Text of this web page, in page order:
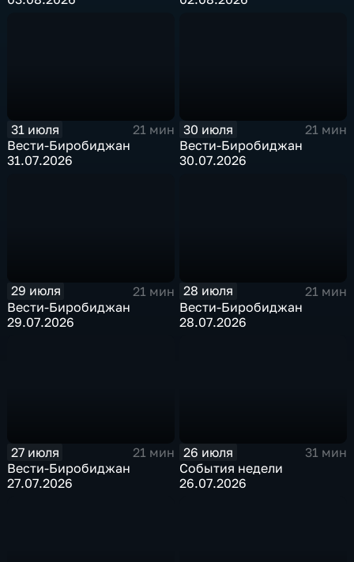
31 июля
21 мин
Вести-Биробиджан
31.07.2026
30 июля
21 мин
Вести-Биробиджан
30.07.2026
29 июля
21 мин
Вести-Биробиджан
29.07.2026
28 июля
21 мин
Вести-Биробиджан
28.07.2026
27 июля
21 мин
Вести-Биробиджан
27.07.2026
26 июля
31 мин
События недели
26.07.2026